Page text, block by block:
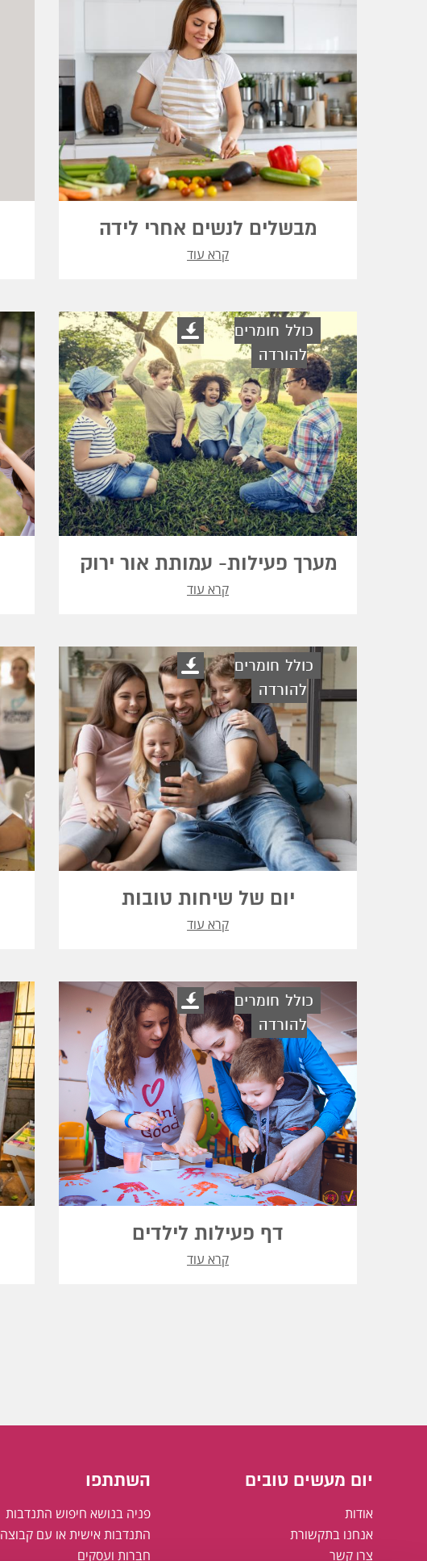
מבשלים לנשים אחרי לידה
קרא עוד
כולל חומרים
להורדה
מערך פעילות- עמותת אור ירוק
קרא עוד
כולל חומרים
להורדה
יום של שיחות טובות
קרא עוד
כולל חומרים
להורדה
דף פעילות לילדים
קרא עוד
יום מעשים טובים
אודות
אנחנו בתקשורת
צרו קשר
השתתפו
פניה בנושא חיפוש התנדבות
התנדבות אישית או עם קבוצה
חברות ועסקים